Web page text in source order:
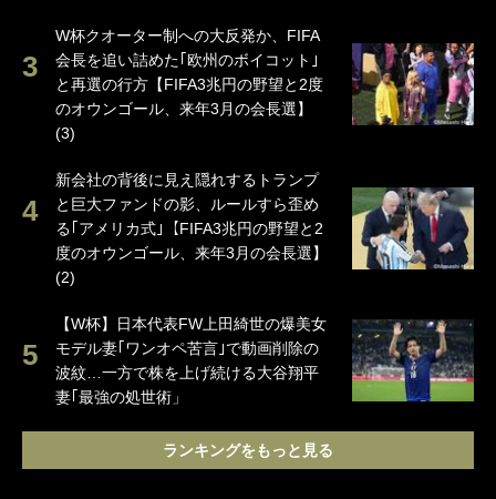
W杯クオーター制への大反発か、FIFA
会長を追い詰めた｢欧州のボイコット｣
と再選の行方【FIFA3兆円の野望と2度
のオウンゴール、来年3月の会長選】
(3)
新会社の背後に見え隠れするトランプ
と巨大ファンドの影、ルールすら歪め
る｢アメリカ式｣【FIFA3兆円の野望と2
度のオウンゴール、来年3月の会長選】
(2)
【W杯】日本代表FW上田綺世の爆美女
モデル妻｢ワンオペ苦言｣で動画削除の
波紋…一方で株を上げ続ける大谷翔平
妻｢最強の処世術」
ランキングをもっと見る